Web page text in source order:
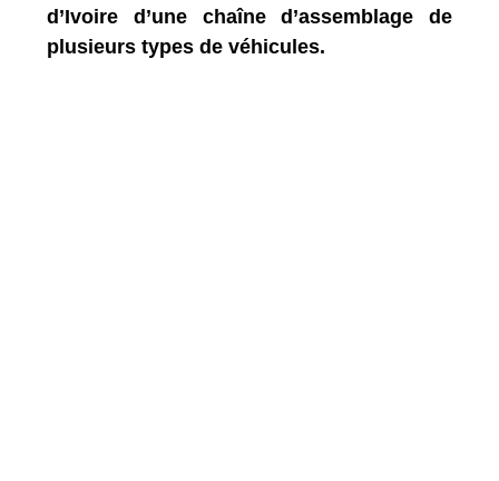
d’Ivoire d’une chaîne d’assemblage de
plusieurs types de véhicules.